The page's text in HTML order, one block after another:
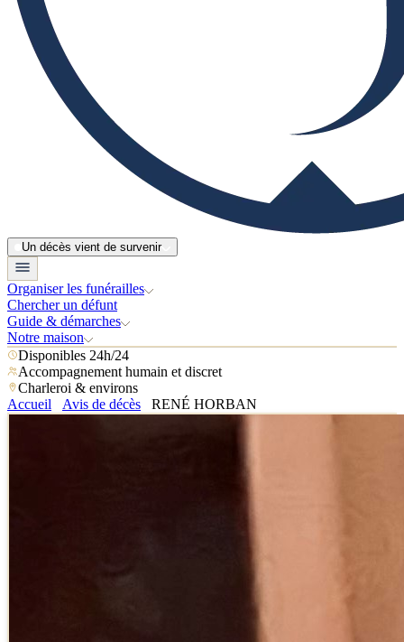
Un décès vient de survenir
Organiser les funérailles
Chercher un défunt
Guide & démarches
Notre maison
Disponibles 24h/24
Accompagnement humain et discret
Charleroi & environs
Accueil
Avis de décès RENÉ HORBAN